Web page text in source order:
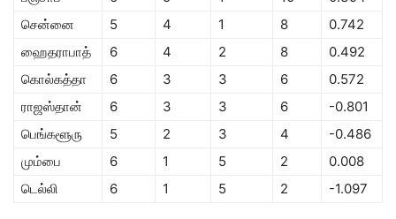
சென்னை
5 4 1 8
0.742
ஹைதராபாத்
6 4 2 8
0.492
கொல்கத்தா
6 3 3 6
0.572
ராஜஸ்தான்
6 3 3 6
-0.801
பெங்களூரு
5 2 3 4
-0.486
மும்பை
6 1 5 2
0.008
டெல்லி
6 1 5 2 -1.097